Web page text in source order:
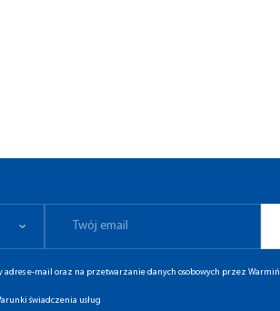
e-mail oraz na przetwarzanie danych osobowych przez
świadczenia usług